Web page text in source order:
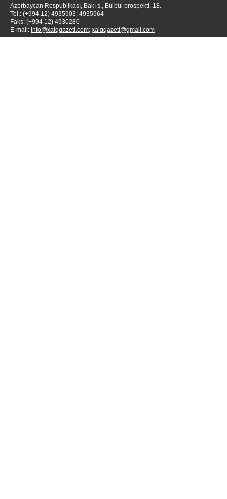
Azərbaycan Respublikası, Bakı ş., Bülbül prospekti, 18.
Tel.: (+994 12) 4935903; 4935964
Faks: (+994 12) 4930280
E-mail: info@xalqqazeti.com; xalqqazeti@gmail.com